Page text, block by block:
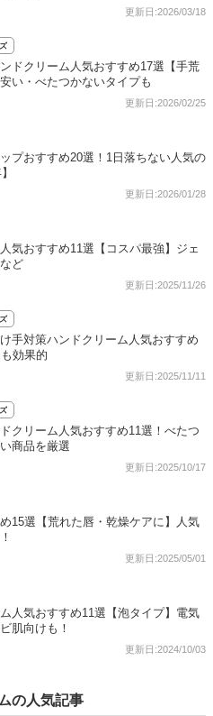
更新日:2026/03/18
ドクリーム人気おすすめ17選【手荒
い・べたつかないタイプも
更新日:2026/02/25
プおすすめ20選！1日落ちない人気の
更新日:2026/01/28
気おすすめ11選【コスパ最強】ジェ
ど
更新日:2025/11/26
手対策ハンドクリーム人気おすすめ
効果的
更新日:2025/11/11
クリーム人気おすすめ11選！べたつ
商品を厳選
更新日:2025/10/17
15選【荒れた唇・乾燥ケアに】人気
更新日:2025/05/01
人気おすすめ11選【泡タイプ】電気
肌向けも！
更新日:2024/10/03
の人気記事